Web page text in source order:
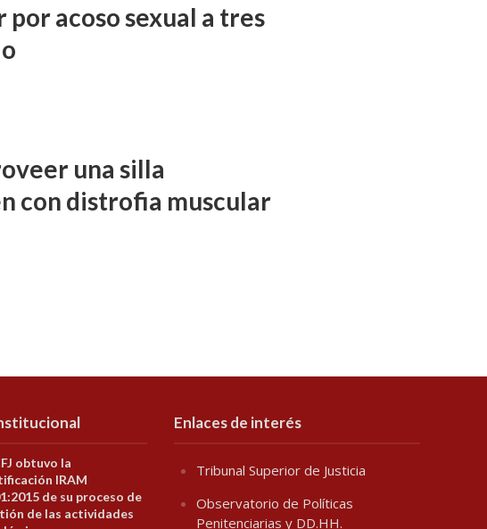
acoso sexual a tres
una silla
con distrofia muscular
obtuvo la
IRAM
de su proceso de
de las actividades
Enlaces de interés
Tribunal Superior de Justicia
Observatorio de Políticas
Penitenciarias y DD.HH.